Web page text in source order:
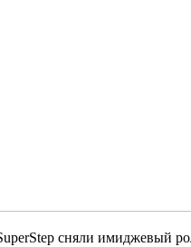
сняли имиджевый